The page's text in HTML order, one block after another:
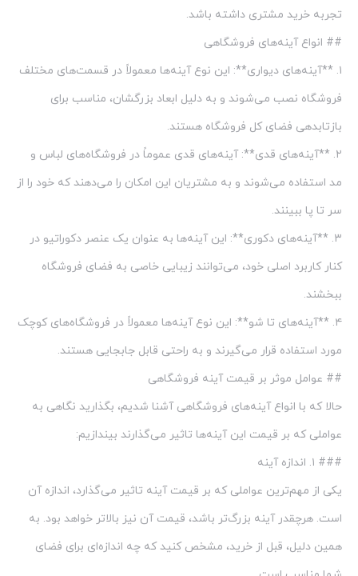
تجربه خرید مشتری داشته باشد.
## انواع آینه‌های فروشگاهی
۱. **آینه‌های دیواری**: این نوع آینه‌ها معمولاً در قسمت‌های مختلف
فروشگاه نصب می‌شوند و به دلیل ابعاد بزرگشان، مناسب برای
بازتابدهی فضای کل فروشگاه هستند.
۲. **آینه‌های قدی**: آینه‌های قدی عموماً در فروشگاه‌های لباس و
مد استفاده می‌شوند و به مشتریان این امکان را می‌دهند که خود را از
سر تا پا ببینند.
۳. **آینه‌های دکوری**: این آینه‌ها به عنوان یک عنصر دکوراتیو در
کنار کاربرد اصلی خود، می‌توانند زیبایی خاصی به فضای فروشگاه
ببخشند.
۴. **آینه‌های تا شو**: این نوع آینه‌ها معمولاً در فروشگاه‌های کوچک
مورد استفاده قرار می‌گیرند و به راحتی قابل جابجایی هستند.
## عوامل موثر بر قیمت آینه فروشگاهی
حالا که با انواع آینه‌های فروشگاهی آشنا شدیم، بگذارید نگاهی به
عواملی که بر قیمت این آینه‌ها تاثیر می‌گذارند بیندازیم:
### ۱. اندازه آینه
یکی از مهم‌ترین عواملی که بر قیمت آینه تاثیر می‌گذارد، اندازه آن
است. هرچقدر آینه بزرگ‌تر باشد، قیمت آن نیز بالاتر خواهد بود. به
همین دلیل، قبل از خرید، مشخص کنید که چه اندازه‌ای برای فضای